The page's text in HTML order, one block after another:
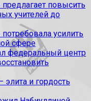
повысить
учителей до
усилить
сфере
федеральный центр
и гордость